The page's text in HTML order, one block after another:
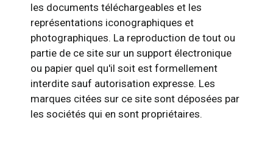
les documents téléchargeables et les
représentations iconographiques et
photographiques. La reproduction de tout ou
partie de ce site sur un support électronique
ou papier quel qu'il soit est formellement
interdite sauf autorisation expresse. Les
marques citées sur ce site sont déposées par
les sociétés qui en sont propriétaires.